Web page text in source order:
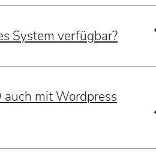
System verfügbar?
auch mit Wordpress